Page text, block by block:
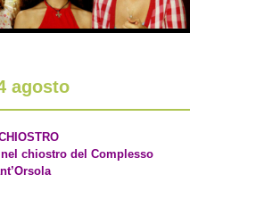
agosto
chiostro del Complesso